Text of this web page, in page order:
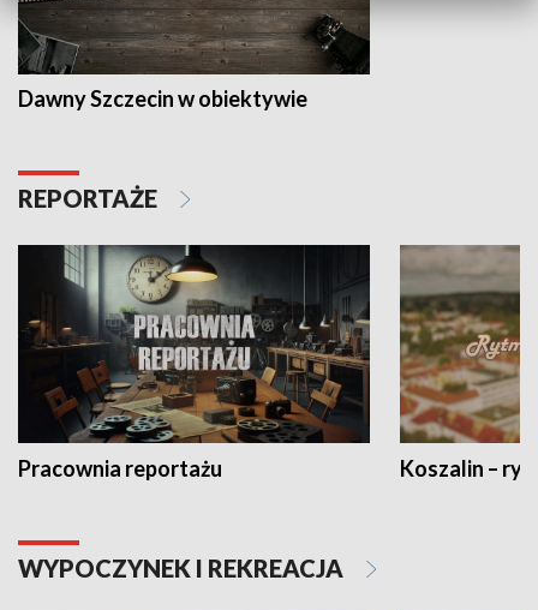
Dawny Szczecin w obiektywie
REPORTAŻE
Pracownia reportażu Koszalin –
WYPOCZYNEK I REKREACJA